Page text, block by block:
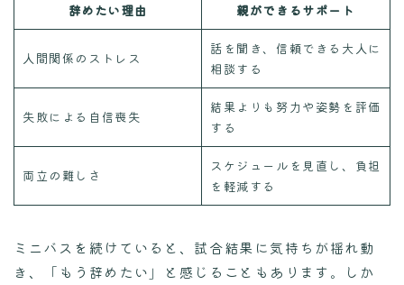
辞めたい理由 親ができるサポート
人間関係のストレス
話を聞き、信頼できる大人に
相談する
失敗による自信喪失
結果よりも努力や姿勢を評価
する
両立の難しさ
スケジュールを見直し、負担
を軽減する
ミニバスを続けていると、試合結果に気持ちが揺れ動
き、「もう辞めたい」と感じることもあります。しか